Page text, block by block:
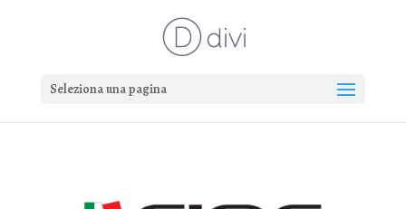
Seleziona una pagina